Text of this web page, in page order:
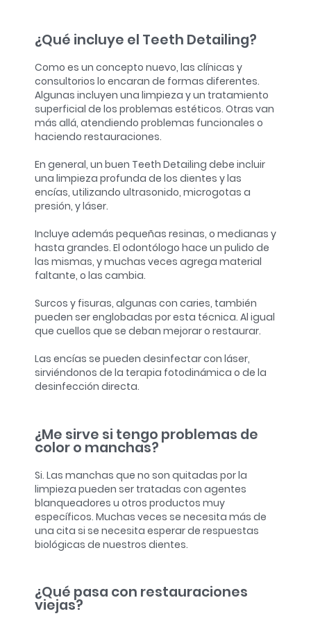
¿Qué incluye el Teeth Detailing?
Como es un concepto nuevo, las clínicas y
consultorios lo encaran de formas diferentes.
Algunas incluyen una limpieza y un tratamiento
superficial de los problemas estéticos. Otras van
más allá, atendiendo problemas funcionales o
haciendo restauraciones.
En general, un buen Teeth Detailing debe incluir
una limpieza profunda de los dientes y las
encías, utilizando ultrasonido, microgotas a
presión, y láser.
Incluye además pequeñas resinas, o medianas y
hasta grandes. El odontólogo hace un pulido de
las mismas, y muchas veces agrega material
faltante, o las cambia.
Surcos y fisuras, algunas con caries, también
pueden ser englobadas por esta técnica. Al igual
que cuellos que se deban mejorar o restaurar.
Las encías se pueden desinfectar con láser,
sirviéndonos de la terapia fotodinámica o de la
desinfección directa.
¿Me sirve si tengo problemas de
color o manchas?
Si. Las manchas que no son quitadas por la
limpieza pueden ser tratadas con agentes
blanqueadores u otros productos muy
específicos. Muchas veces se necesita más de
una cita si se necesita esperar de respuestas
biológicas de nuestros dientes.
¿Qué pasa con restauraciones
viejas?